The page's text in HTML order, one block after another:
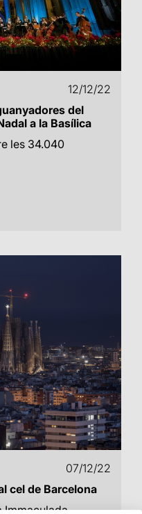
12/12/22
del
a la Basílica
les 34.040
07/12/22
cel de Barcelona
Immaculada